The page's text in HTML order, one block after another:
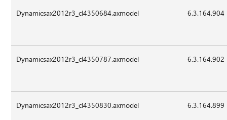
Dynamicsax2012r3_cl4350684.axmodel 6.3.164.904
Dynamicsax2012r3_cl4350787.axmodel 6.3.164.902
Dynamicsax2012r3_cl4350830.axmodel 6.3.164.899